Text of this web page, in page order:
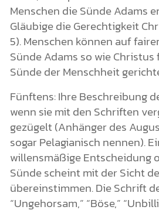
Menschen die Sünde Adams
Gläubige die Gerechtigkeit
5). Menschen können auf
Sünde Adams so wie
Sünde der Menschheit
Fünftens: Ihre Beschreibung
wenn sie mit den Schriften
gezügelt (Anhänger des
sogar Pelagianisch nennen).
willensmäßige Entscheidung
Sünde scheint mit der Sicht
übereinstimmen. Die Schrift
“Ungehorsam,” “Böse,”